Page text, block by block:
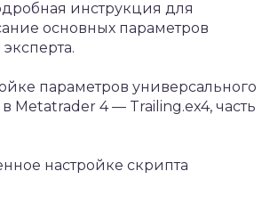
инструкция для
основных параметров
параметров универсального
Metatrader 4 — Trailing.ex4, часть
настройке скрипта